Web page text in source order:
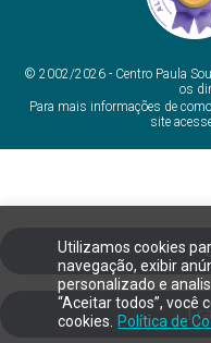
Utilizamos cookies
navegação, exibir
personalizado e
“Aceitar todos”, você
cookies.
Política de
© 2002/2026 - Centro Paula
os
Para mais informações de
site